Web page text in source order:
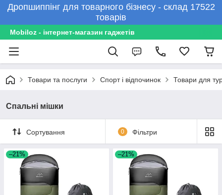
Дропшиппінг для товарного бізнесу - склад 17522
товарів
Mobiloz - інтернет-магазин гаджетів
Товари та послуги Спорт і відпочинок Товари для
Спальні мішки
Сортування 0 Фільтри
–21% –21%